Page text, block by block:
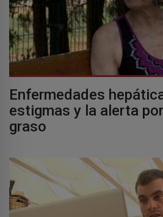
Enfermedades
estigmas y la alerta
graso